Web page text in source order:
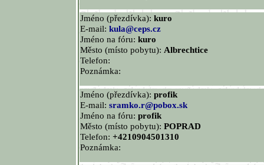
Jméno (přezdívka): kuro
E-mail: kula@ceps.cz
Jméno na fóru: kuro
Město (místo pobytu): Albrechtice
Telefon:
Poznámka:
Jméno (přezdívka): profik
E-mail: sramko.r@pobox.sk
Jméno na fóru: profik
Město (místo pobytu): POPRAD
Telefon: +4210904501310
Poznámka: